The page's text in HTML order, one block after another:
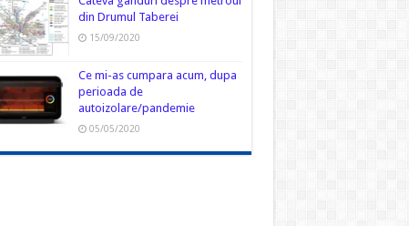
din Drumul Taberei
15/09/2020
Ce mi-as cumpara acum, dupa
perioada de
autoizolare/pandemie
05/05/2020